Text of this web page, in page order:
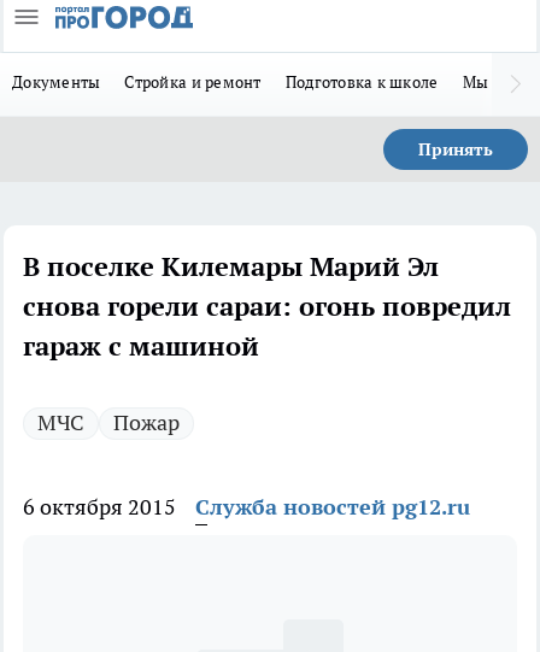
Документы Стройка и ремонт Подготовка к школе Мы в MAX
Принять
В поселке Килемары Марий Эл
снова горели сараи: огонь повредил
гараж с машиной
МЧС Пожар
6 октября 2015 Служба новостей pg12.ru